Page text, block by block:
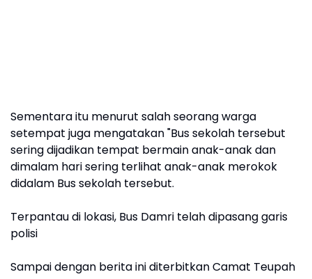
Sementara itu menurut salah seorang warga
setempat juga mengatakan "Bus sekolah tersebut
sering dijadikan tempat bermain anak-anak dan
dimalam hari sering terlihat anak-anak merokok
didalam Bus sekolah tersebut.
Terpantau di lokasi, Bus Damri telah dipasang garis
polisi
Sampai dengan berita ini diterbitkan Camat Teupah